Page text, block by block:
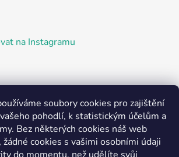
soubory cookies pro zajištění
pohodlí, k statistickým účelům a
Bez některých cookies náš web
cookies s vašimi osobními údaji
na Instagramu